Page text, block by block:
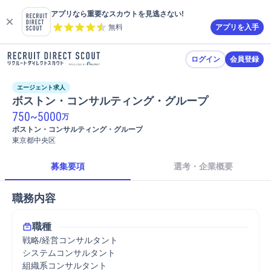
アプリなら重要なスカウトを見逃さない!
無料
アプリを入手
ログイン 会員登録
エージェント求人
ボストン・コンサルティング・グループ
750~5000万
ボストン・コンサルティング・グループ
東京都中央区
募集要項 選考・企業概要
職務内容
職種
戦略/経営コンサルタント
システムコンサルタント
組織系コンサルタント